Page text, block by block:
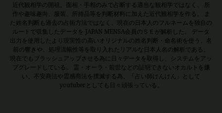
近代観相学の開祖。面相・手相のみで占断する適当な観相学ではなく、 所
作や趣味趣向、服装、所持品等を判断材料に加えた近代観相学を作る。 ま
た姓名判断も過去の占術方法ではなく、現在の日本人のフルネームを独自の
ルートで収集したデータを JAPAN MENSA会員のＳＥが解析した、 データ
出力を使用したより現実性の高いオリジナルの姓名判断・命名術を使う。名
前の響きや、処理流暢性等を取り入れたリアルな日本人名の解析である。
現在でもブラッシュアップさせる為に日々データを取得し、システムをアッ
プグレードしている。 霊・オーラ・前世などの証明できないオカルトを嫌
い、不安商法や霊感商法を撲滅する為、「占い師けんけん」として
youtuberとしても日々頑張っている。